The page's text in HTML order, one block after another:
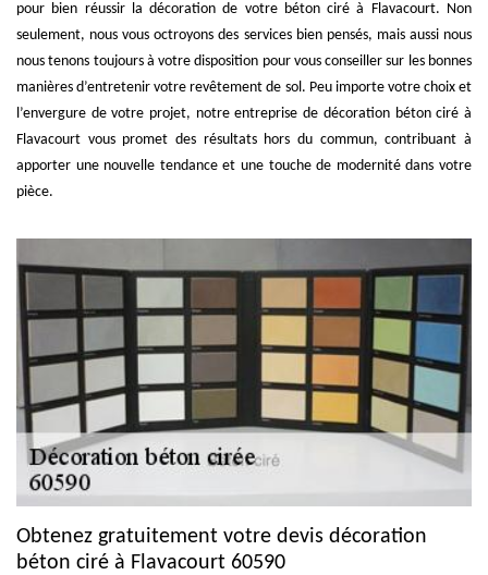
pour bien réussir la décoration de votre béton ciré à Flavacourt. Non
seulement, nous vous octroyons des services bien pensés, mais aussi nous
nous tenons toujours à votre disposition pour vous conseiller sur les bonnes
manières d’entretenir votre revêtement de sol. Peu importe votre choix et
l’envergure de votre projet, notre entreprise de décoration béton ciré à
Flavacourt vous promet des résultats hors du commun, contribuant à
apporter une nouvelle tendance et une touche de modernité dans votre
pièce.
Obtenez gratuitement votre devis décoration
béton ciré à Flavacourt 60590